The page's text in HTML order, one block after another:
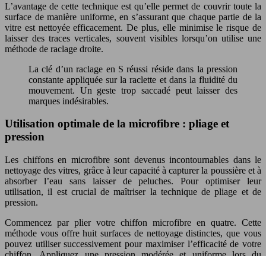
L’avantage de cette technique est qu’elle permet de couvrir toute la
surface de manière uniforme, en s’assurant que chaque partie de la
vitre est nettoyée efficacement. De plus, elle minimise le risque de
laisser des traces verticales, souvent visibles lorsqu’on utilise une
méthode de raclage droite.
La clé d’un raclage en S réussi réside dans la pression
constante appliquée sur la raclette et dans la fluidité du
mouvement. Un geste trop saccadé peut laisser des
marques indésirables.
Utilisation optimale de la microfibre : pliage et
pression
Les chiffons en microfibre sont devenus incontournables dans le
nettoyage des vitres, grâce à leur capacité à capturer la poussière et à
absorber l’eau sans laisser de peluches. Pour optimiser leur
utilisation, il est crucial de maîtriser la technique de pliage et de
pression.
Commencez par plier votre chiffon microfibre en quatre. Cette
méthode vous offre huit surfaces de nettoyage distinctes, que vous
pouvez utiliser successivement pour maximiser l’efficacité de votre